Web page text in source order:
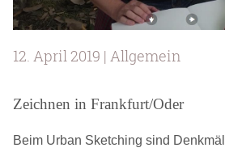
12. April 2019 | Allgemein
Zeichnen in Frankfurt/Oder
Beim Urban Sketching sind